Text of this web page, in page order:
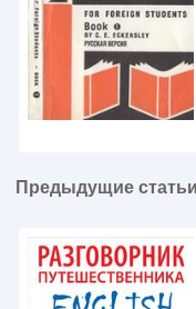
Предыдущие